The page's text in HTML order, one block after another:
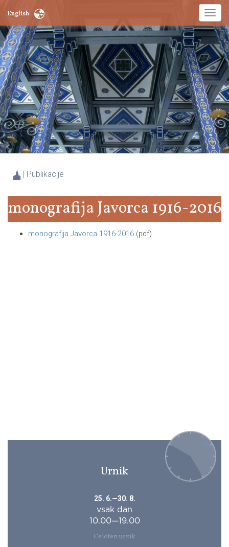
Toggle
English
Publikacije
monografija Javorca 1916-2016
monografija Javorca 1916-2016 (pdf)
Urnik
25. 6.—30. 8.
vsak dan
10.00—19.00
Celoten urnik